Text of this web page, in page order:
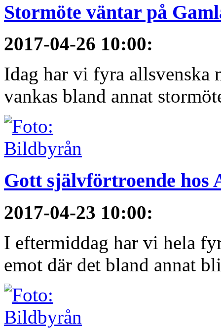
Stormöte väntar på
2017-04-26 10:00:
Idag har vi fyra allsvenska
vankas bland annat
Gott självförtroende hos
2017-04-23 10:00:
I eftermiddag har vi hela
emot där det bland annat